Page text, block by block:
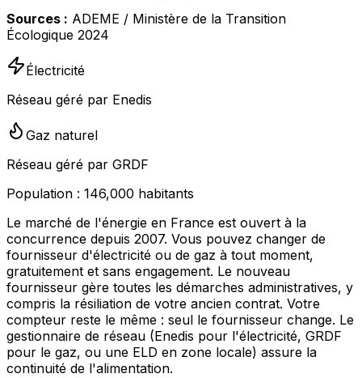
Sources : ADEME / Ministère de la Transition
Écologique 2024
Électricité
Réseau géré par Enedis
Gaz naturel
Réseau géré par GRDF
Population : 146,000 habitants
Le marché de l'énergie en France est ouvert à la
concurrence depuis 2007. Vous pouvez changer de
fournisseur d'électricité ou de gaz à tout moment,
gratuitement et sans engagement. Le nouveau
fournisseur gère toutes les démarches administratives, y
compris la résiliation de votre ancien contrat. Votre
compteur reste le même : seul le fournisseur change. Le
gestionnaire de réseau (Enedis pour l'électricité, GRDF
pour le gaz, ou une ELD en zone locale) assure la
continuité de l'alimentation.